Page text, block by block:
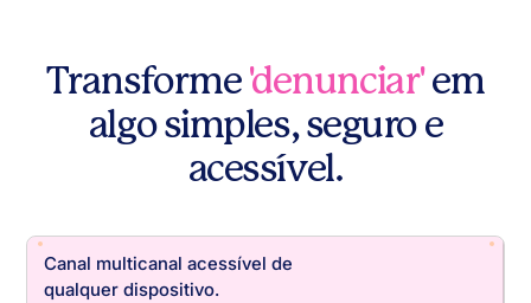
Transforme 'denunciar'em
algo simples, seguro e
acessível.
Canal multicanal acessível de
qualquer dispositivo.